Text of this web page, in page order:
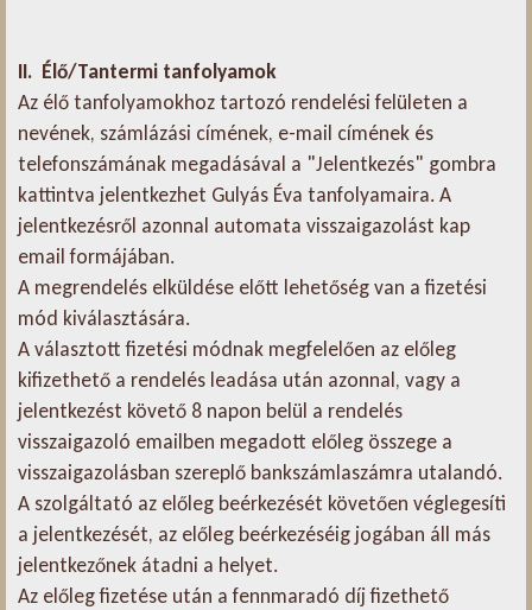
II. Élő/Tantermi tanfolyamok
Az élő tanfolyamokhoz tartozó rendelési felületen a
nevének, számlázási címének, e-mail címének és
telefonszámának megadásával a "Jelentkezés" gombra
kattintva jelentkezhet Gulyás Éva tanfolyamaira. A
jelentkezésről azonnal automata visszaigazolást kap
email formájában.
A megrendelés elküldése előtt lehetőség van a fizetési
mód kiválasztására.
A választott fizetési módnak megfelelően az előleg
kifizethető a rendelés leadása után azonnal, vagy a
jelentkezést követő 8 napon belül a rendelés
visszaigazoló emailben megadott előleg összege a
visszaigazolásban szereplő bankszámlaszámra utalandó.
A szolgáltató az előleg beérkezését követően véglegesíti
a jelentkezését, az előleg beérkezéséig jogában áll más
jelentkezőnek átadni a helyet.
Az előleg fizetése után a fennmaradó díj fizethető